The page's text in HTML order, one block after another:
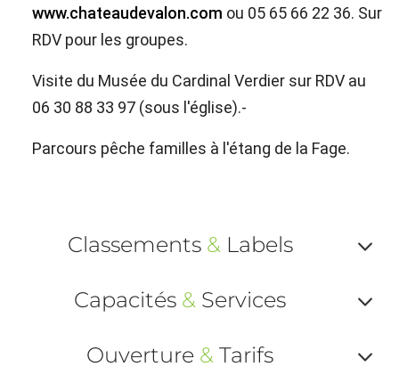
www.chateaudevalon.com ou 05 65 66 22 36. Sur
RDV pour les groupes.
Visite du Musée du Cardinal Verdier sur RDV au
06 30 88 33 97 (sous l'église).-
Parcours pêche familles à l'étang de la Fage.
Classements & Labels
ou
Capacités & Services
ou
Ouverture & Tarifs